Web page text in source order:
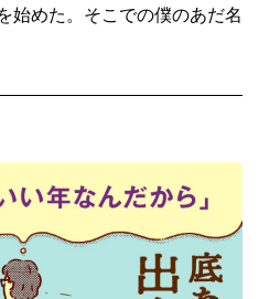
始めた。そこでの僕のあだ名